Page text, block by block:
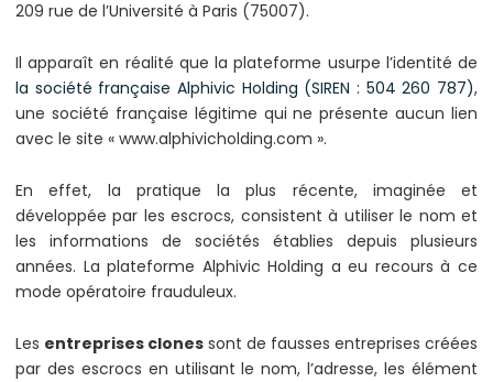
209 rue de l’Université à Paris (75007).
Il apparaît en réalité que la plateforme usurpe l’identité de
la société française Alphivic Holding (SIREN : 504 260 787),
une société française légitime qui ne présente aucun lien
avec le site « www.alphivicholding.com ».
En effet, la pratique la plus récente, imaginée et
développée par les escrocs, consistent à utiliser le nom et
les informations de sociétés établies depuis plusieurs
années. La plateforme Alphivic Holding a eu recours à ce
mode opératoire frauduleux.
Les entreprises clones sont de fausses entreprises créées
par des escrocs en utilisant le nom, l’adresse, les élément